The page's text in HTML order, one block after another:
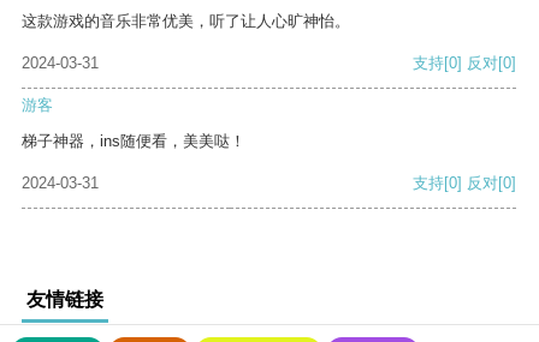
这款游戏的音乐非常优美，听了让人心旷神怡。
2024-03-31 支持[0] 反对[0]
游客
梯子神器，ins随便看，美美哒！
2024-03-31 支持[0] 反对[0]
友情链接